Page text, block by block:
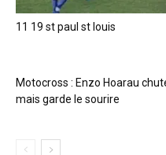
11 19 st paul st louis
Motocross : Enzo Hoarau
mais garde le sourire